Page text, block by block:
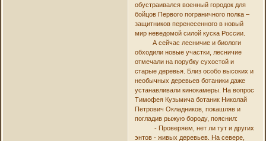
обустраивался военный городок для
бойцов Первого пограничного полка –
защитников перенесенного в новый
мир неведомой силой куска России.
А сейчас лесничие и биологи
обходили новые участки, лесничие
отмечали на порубку сухостой и
старые деревья. Близ особо высоких и
необычных деревьев ботаники даже
устанавливали кинокамеры. На вопрос
Тимофея Кузьмича ботаник Николай
Петрович Окладников, покашляв и
погладив рыжую бороду, пояснил:
- Проверяем, нет ли тут и других
энтов - живых деревьев. На севере,